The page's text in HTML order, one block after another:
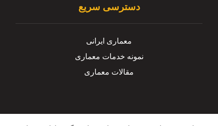
دسترسی سریع
معماری ایرانی
نمونه خدمات معماری
مقالات معماری